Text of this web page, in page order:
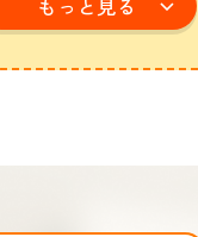
もっと見る